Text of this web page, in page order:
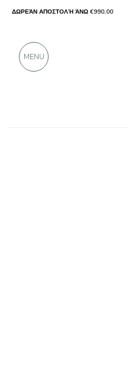
ΔΩΡΕΆΝ ΑΠΟΣΤΟΛΉ ΆΝΩ €990,00
MENU